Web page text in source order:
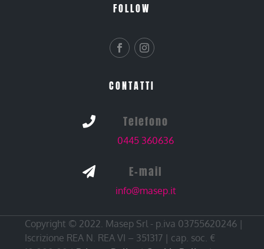
FOLLOW
CONTATTI
 Telefono
0445 360636
 E-mail
info@masep.it
Copyright © 2022. Masep Srl - p.iva 03755620246 |
Iscrizione REA N. REA VI – 351317 | cap. soc. €